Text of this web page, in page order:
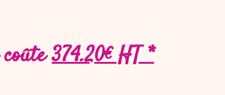
374.20€ HT *